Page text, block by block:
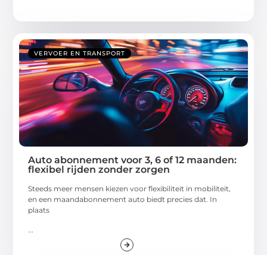
VERVOER EN TRANSPORT
Auto abonnement voor 3, 6 of 12 maanden:
flexibel rijden zonder zorgen
Steeds meer mensen kiezen voor flexibiliteit in mobiliteit,
en een maandabonnement auto biedt precies dat. In
plaats